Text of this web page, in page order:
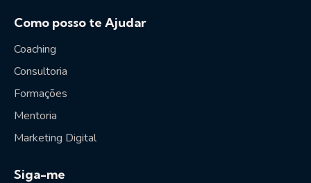
Como posso te Ajudar
Coaching
Consultoria
Formações
Mentoria
Marketing Digital
Siga-me